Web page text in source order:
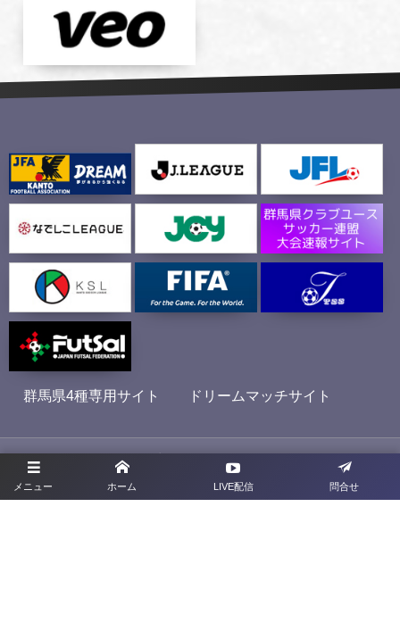
メニュー ホーム LIVE配信 問合せ
群馬県4種専用サイト ドリームマッチサイト
利用規約